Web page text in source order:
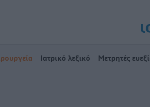
Ιατρικό λεξικό Μετρητές